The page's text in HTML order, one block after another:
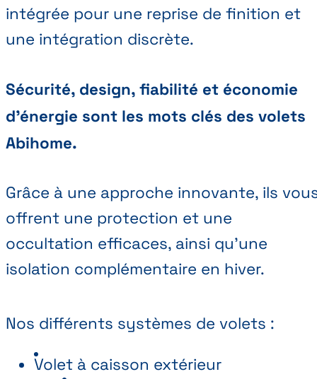
intégrée pour une reprise de finition et
une intégration discrète.
Sécurité, design, fiabilité et économie
d’énergie sont les mots clés des volets
Abihome.
Grâce à une approche innovante, ils
offrent une protection et une
occultation efficaces, ainsi qu’une
isolation complémentaire en hiver.
Nos différents systèmes de volets :
Volet à caisson extérieur